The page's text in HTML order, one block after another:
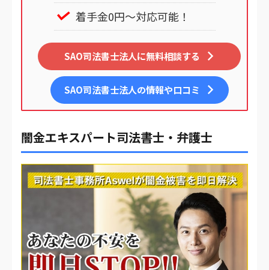
着手金0円～対応可能！
SAO司法書士法人に無料相談する
SAO司法書士法人の情報や口コミ
闇金エキスパート司法書士・弁護士